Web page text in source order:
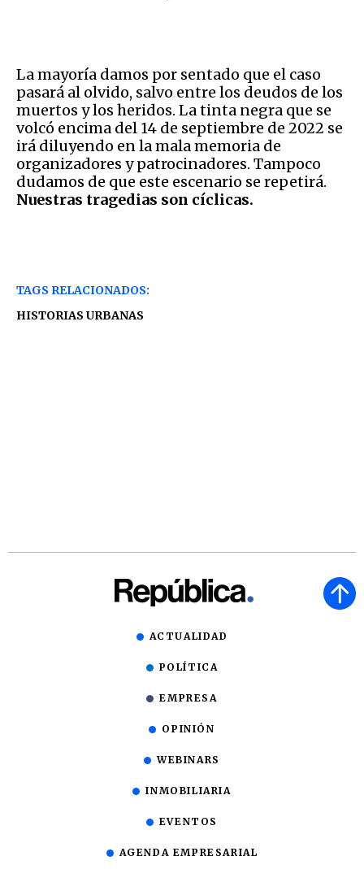
La mayoría damos por sentado que el caso
pasará al olvido, salvo entre los deudos de los
muertos y los heridos. La tinta negra que se
volcó encima del 14 de septiembre de 2022 se
irá diluyendo en la mala memoria de
organizadores y patrocinadores. Tampoco
dudamos de que este escenario se repetirá.
Nuestras tragedias son cíclicas.
TAGS RELACIONADOS:
HISTORIAS URBANAS
ACTUALIDAD
POLÍTICA
EMPRESA
OPINIÓN
WEBINARS
INMOBILIARIA
EVENTOS
AGENDA EMPRESARIAL